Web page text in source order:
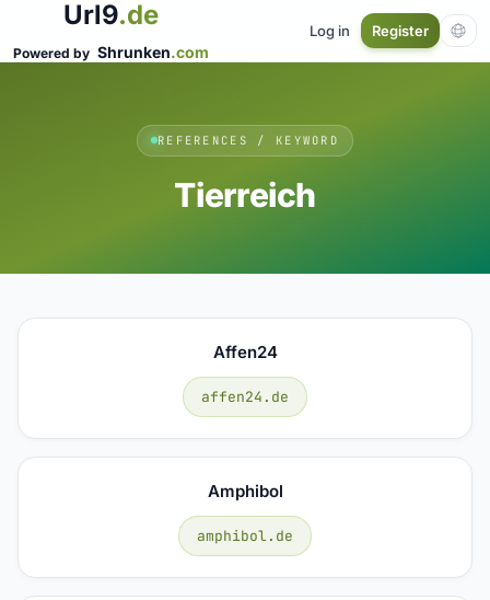
Url9.de
Powered by Shrunken.com
Log in Register
REFERENCES / KEYWORD
Tierreich
Affen24
affen24.de
Amphibol
amphibol.de